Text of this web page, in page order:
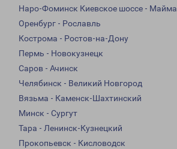
Наро-Фоминск Киевское шоссе - Майма
Оренбург - Рославль
Кострома - Ростов-на-Дону
Пермь - Новокузнецк
Саров - Ачинск
Челябинск - Великий Новгород
Вязьма - Каменск-Шахтинский
Минск - Сургут
Тара - Ленинск-Кузнецкий
Прокопьевск - Кисловодск